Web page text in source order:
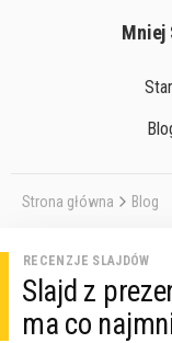
Mniej
Strona główna Blog
RECENZJE SLAJDÓW
Slajd z
ma co